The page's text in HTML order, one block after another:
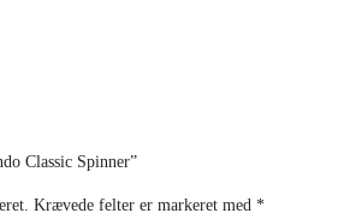
Classic Spinner”
Krævede felter er markeret med *